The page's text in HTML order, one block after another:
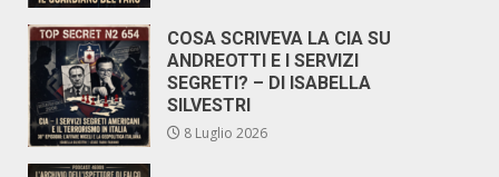
COSA SCRIVEVA LA CIA SU
ANDREOTTI E I SERVIZI
SEGRETI? – DI ISABELLA
SILVESTRI
8 Luglio 2026